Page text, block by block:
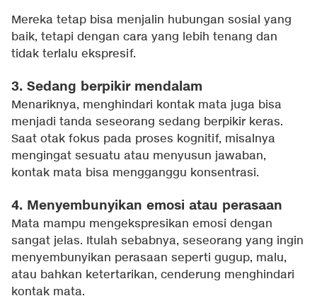
Mereka tetap bisa menjalin hubungan sosial yang
baik, tetapi dengan cara yang lebih tenang dan
tidak terlalu ekspresif.
3. Sedang berpikir mendalam
Menariknya, menghindari kontak mata juga bisa
menjadi tanda seseorang sedang berpikir keras.
Saat otak fokus pada proses kognitif, misalnya
mengingat sesuatu atau menyusun jawaban,
kontak mata bisa mengganggu konsentrasi.
4. Menyembunyikan emosi atau perasaan
Mata mampu mengekspresikan emosi dengan
sangat jelas. Itulah sebabnya, seseorang yang ingin
menyembunyikan perasaan seperti gugup, malu,
atau bahkan ketertarikan, cenderung menghindari
kontak mata.